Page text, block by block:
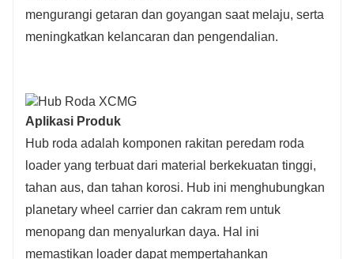
mengurangi getaran dan goyangan saat melaju, serta
meningkatkan kelancaran dan pengendalian.
Aplikasi Produk
Hub roda adalah komponen rakitan peredam roda
loader yang terbuat dari material berkekuatan tinggi,
tahan aus, dan tahan korosi. Hub ini menghubungkan
planetary wheel carrier dan cakram rem untuk
menopang dan menyalurkan daya. Hal ini
memastikan loader dapat mempertahankan